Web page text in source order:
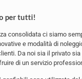
per tutti!
consolidata ci siamo
e modalità di
Da noi sia il privato sia
di un servizio